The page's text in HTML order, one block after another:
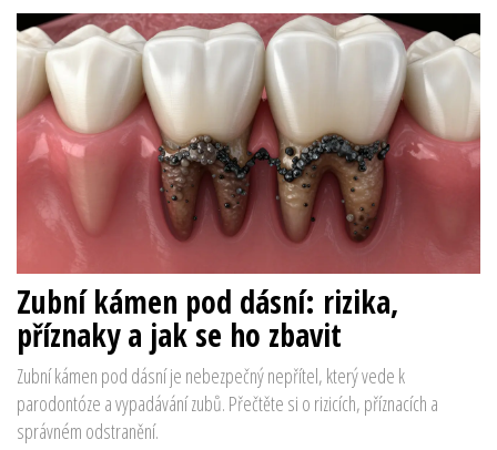
Zubní kámen pod dásní: rizika,
příznaky a jak se ho zbavit
Zubní kámen pod dásní je nebezpečný nepřítel, který vede k
parodontóze a vypadávání zubů. Přečtěte si o rizicích, příznacích a
správném odstranění.